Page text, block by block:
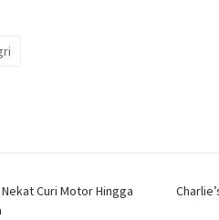
Curi Motor Hingga